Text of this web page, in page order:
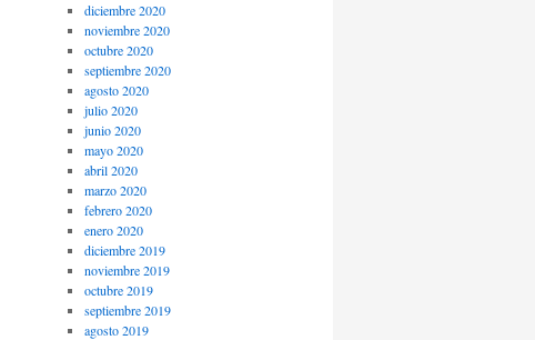
diciembre 2020
noviembre 2020
octubre 2020
septiembre 2020
agosto 2020
julio 2020
junio 2020
mayo 2020
abril 2020
marzo 2020
febrero 2020
enero 2020
diciembre 2019
noviembre 2019
octubre 2019
septiembre 2019
agosto 2019